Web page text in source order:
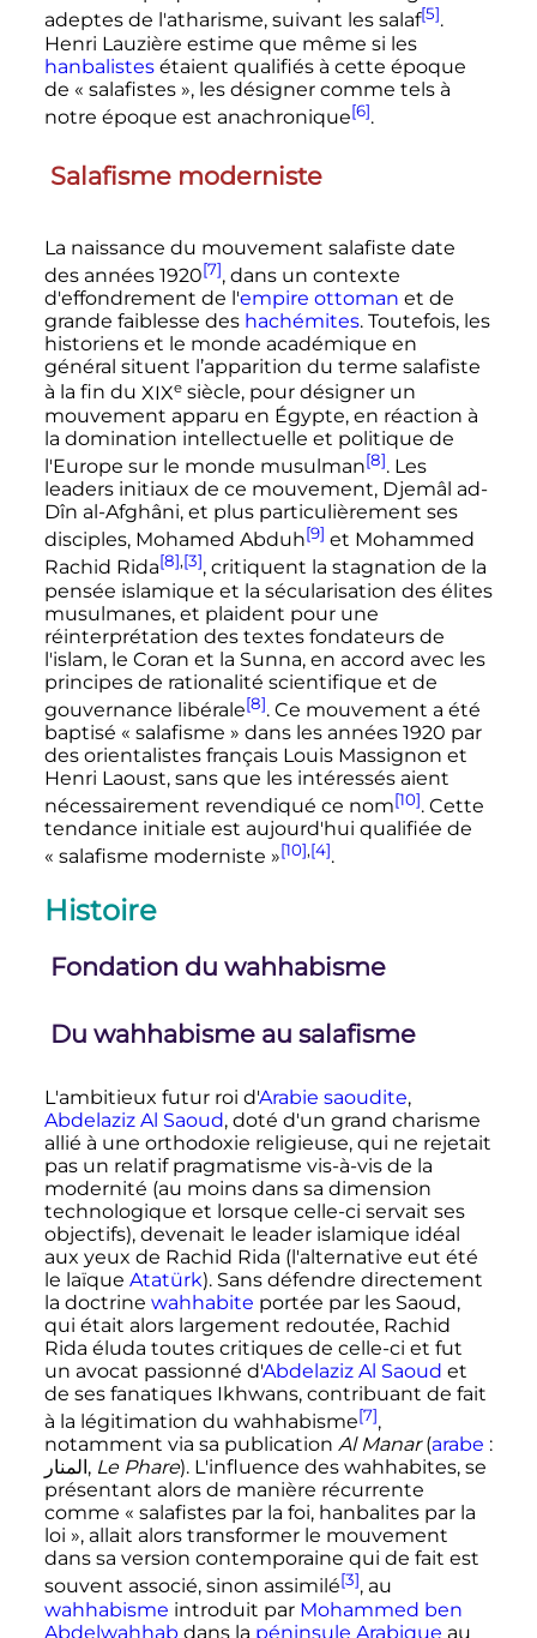
adeptes de l'atharisme, suivant les salaf[5].
Henri Lauzière estime que même si les
hanbalistesétaient qualifiés à cette époque
de « salafistes », les désigner comme tels à
notre époque est anachronique[6].
Salafisme moderniste
La naissance du mouvement salafiste date
des années 1920[7], dans un contexte
d'effondrement de l'empire ottoman et de
grande faiblesse des hachémites. Toutefois, les
historiens et le monde académique en
général situent l’apparition du terme salafiste
à la fin du XIXe siècle, pour désigner un
mouvement apparu en Égypte, en réaction à
la domination intellectuelle et politique de
l'Europe sur le monde musulman[8]. Les
leaders initiaux de ce mouvement, Djemâl ad-
Dîn al-Afghâni, et plus particulièrement ses
disciples, Mohamed Abduh[9] et Mohammed
Rachid Rida[8],[3], critiquent la stagnation de la
pensée islamique et la sécularisation des élites
musulmanes, et plaident pour une
réinterprétation des textes fondateurs de
l'islam, le Coran et la Sunna, en accord avec les
principes de rationalité scientifique et de
gouvernance libérale[8]. Ce mouvement a été
baptisé « salafisme » dans les années 1920 par
des orientalistes français Louis Massignon et
Henri Laoust, sans que les intéressés aient
nécessairement revendiqué ce nom[10]. Cette
tendance initiale est aujourd'hui qualifiée de
« salafisme moderniste »[10],[4].
Histoire
Fondation du wahhabisme
Du wahhabisme au salafisme
L'ambitieux futur roi d'Arabie saoudite,
Abdelaziz Al Saoud, doté d'un grand charisme
allié à une orthodoxie religieuse, qui ne rejetait
pas un relatif pragmatisme vis-à-vis de la
modernité (au moins dans sa dimension
technologique et lorsque celle-ci servait ses
objectifs), devenait le leader islamique idéal
aux yeux de Rachid Rida (l'alternative eut été
le laïque Atatürk). Sans défendre directement
la doctrine wahhabite portée par les Saoud,
qui était alors largement redoutée, Rachid
Rida éluda toutes critiques de celle-ci et fut
un avocat passionné d'Abdelaziz Al Saoud et
de ses fanatiques Ikhwans, contribuant de fait
à la légitimation du wahhabisme[7],
notamment via sa publication Al Manar(arabe :
المنار, Le Phare). L'influence des wahhabites, se
présentant alors de manière récurrente
comme « salafistes par la foi, hanbalites par la
loi », allait alors transformer le mouvement
dans sa version contemporaine qui de fait est
souvent associé, sinon assimilé[3], au
wahhabisme introduit par Mohammed ben
Abdelwahhab dans la péninsule Arabique au